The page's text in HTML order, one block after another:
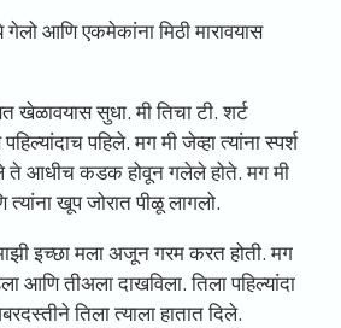
आणि एकमेकांना मिठी मारावयास
खेळावयास सुधा. मी तिचा टी. शर्ट
पहिले. मग मी जेव्हा त्यांना स्पर्श
ते आधीच कडक होवून गलेले होते. मग मी
खूप जोरात पीळू लागलो.
इच्छा मला अजून गरम करत होती. मग
आणि तीअला दाखविला. तिला पहिल्यांदा
तिला त्याला हातात दिले.